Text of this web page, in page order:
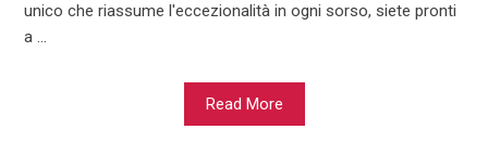
unico che riassume l'eccezionalità in ogni sorso, siete pronti
a ...
Read More